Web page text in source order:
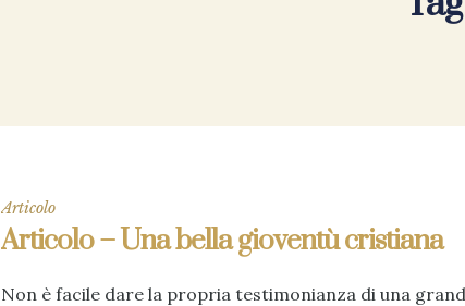
Articolo
Articolo – Una bella gioventù cristiana
Non è facile dare la propria testimonianza di una